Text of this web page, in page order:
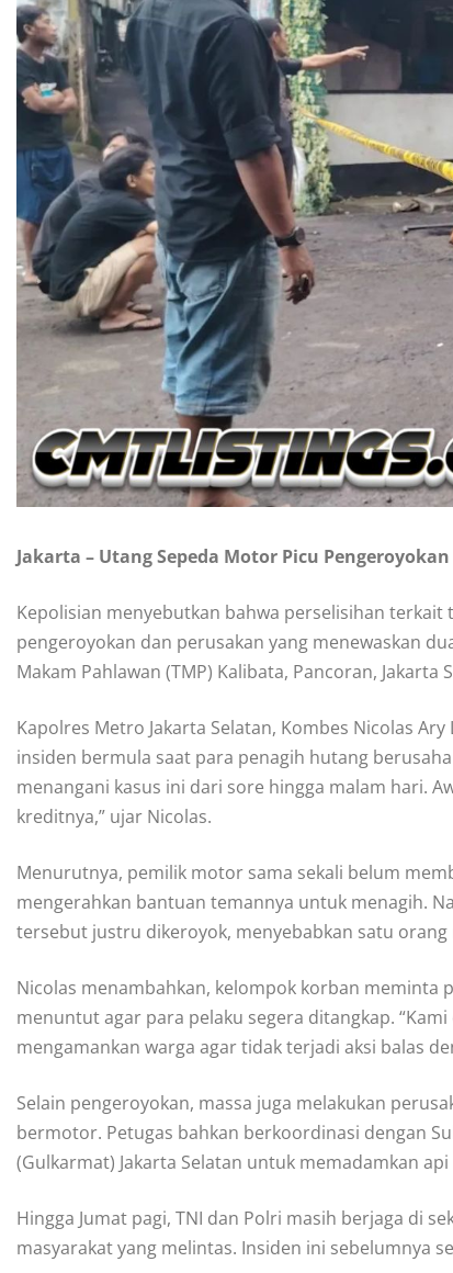
Jakarta – Utang Sepeda Motor Picu
Kepolisian menyebutkan bahwa perselisihan
pengeroyokan dan perusakan yang menewaskan
Makam Pahlawan (TMP) Kalibata, Pancoran, Jakarta
Kapolres Metro Jakarta Selatan, Kombes Nicolas
insiden bermula saat para penagih hutang
menangani kasus ini dari sore hingga malam hari.
kreditnya,” ujar Nicolas.
Menurutnya, pemilik motor sama sekali belum
mengerahkan bantuan temannya untuk menagih.
tersebut justru dikeroyok, menyebabkan satu
Nicolas menambahkan, kelompok korban meminta
menuntut agar para pelaku segera ditangkap.
mengamankan warga agar tidak terjadi aksi balas
Selain pengeroyokan, massa juga melakukan
bermotor. Petugas bahkan berkoordinasi dengan
(Gulkarmat) Jakarta Selatan untuk memadamkan api
Hingga Jumat pagi, TNI dan Polri masih berjaga di
masyarakat yang melintas. Insiden ini sebelumnya